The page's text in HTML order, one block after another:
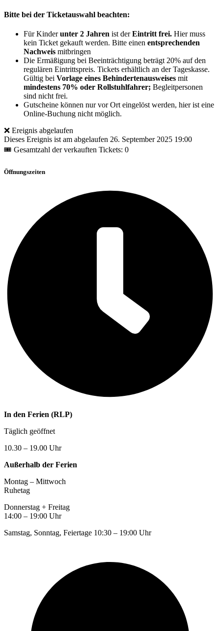
Bitte bei der Ticketauswahl beachten:
Für Kinderunter 2 Jahren ist derEintritt frei. Hier muss
kein Ticket gekauft werden. Bitte einen entsprechenden
Nachweis mitbringen
Die Ermäßigung bei Beeinträchtigung beträgt 20% auf den
regulären Eintrittspreis. Tickets erhältlich an der Tageskasse.
Gültig bei Vorlage eines Behindertenausweises mit
mindestens 70% oder Rollstuhlfahrer; Begleitpersonen
sind nicht frei.
Gutscheine können nur vor Ort eingelöst werden, hier ist eine
Online-Buchung nicht möglich.
❌ Ereignis abgelaufen
Dieses Ereignis ist am abgelaufen 26. September 2025 19:00
🎟 Gesamtzahl der verkauften Tickets: 0
Öffnungszeiten
In den Ferien (RLP)
Täglich geöffnet
10.30 – 19.00 Uhr
Außerhalb der Ferien
Montag – Mittwoch
Ruhetag
Donnerstag + Freitag
14:00 – 19:00 Uhr
Samstag, Sonntag, Feiertage 10:30 – 19:00 Uhr